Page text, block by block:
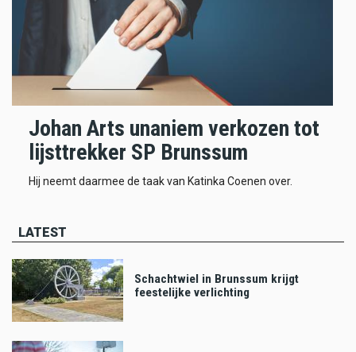
Johan Arts unaniem verkozen tot
lijsttrekker SP Brunssum
Hij neemt daarmee de taak van Katinka Coenen over.
LATEST
Schachtwiel in Brunssum krijgt
feestelijke verlichting